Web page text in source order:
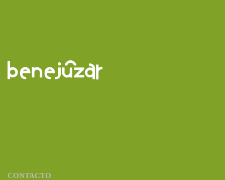
CONTACTO